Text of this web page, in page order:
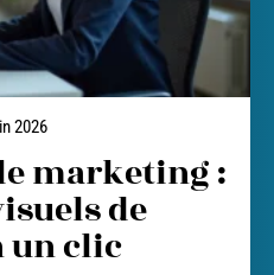
2026
marketing :
de
un clic